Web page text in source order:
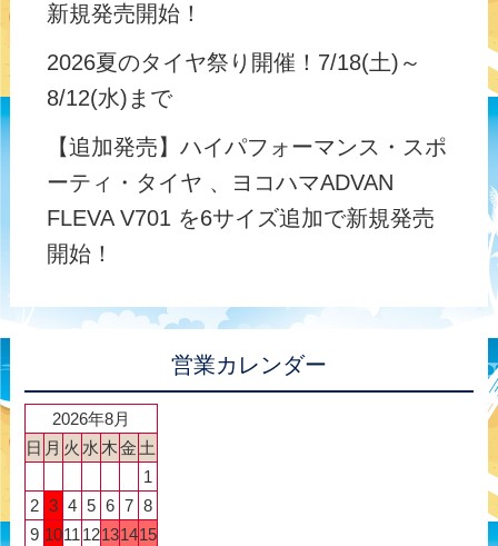
新規発売開始！
2026夏のタイヤ祭り開催！7/18(土)～
8/12(水)まで
【追加発売】ハイパフォーマンス・スポ
ーティ・タイヤ 、ヨコハマADVAN
FLEVA V701 を6サイズ追加で新規発売
開始！
営業カレンダー
2026年8月
日 月 火 水 木金 土
1
2 3 4 5 6 7 8
9 1011 12131415